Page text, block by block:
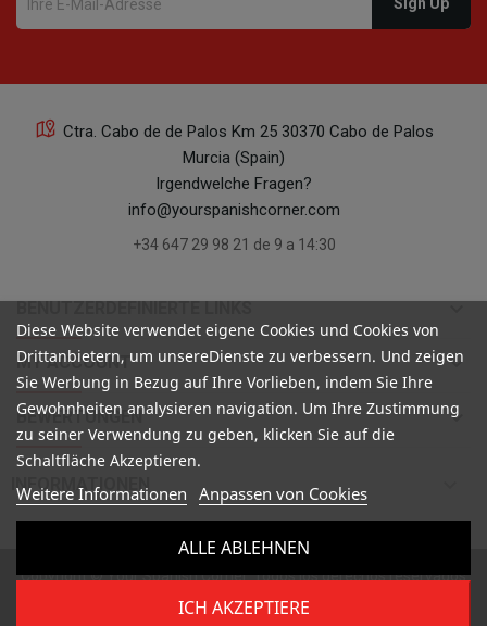
Ctra. Cabo de de Palos Km 25 30370 Cabo de Palos
Murcia (Spain)
Irgendwelche Fragen?
info@yourspanishcorner.com
+34 647 29 98 21 de 9 a 14:30
BENUTZERDEFINIERTE LINKS keyboard_arrow_down
MY ACCOUNT keyboard_arrow_down
BEWERTUNGEN keyboard_arrow_down
INFORMATIONEN
Diese Website verwendet eigene Cookies und Cookies von
Drittanbietern, um unsereDienste zu verbessern. Und zeigen
Sie Werbung in Bezug auf Ihre Vorlieben, indem Sie Ihre
Gewohnheiten analysieren navigation. Um Ihre Zustimmung
zu seiner Verwendung zu geben, klicken Sie auf die
Schaltfläche Akzeptieren.
Weitere Informationen Anpassen von Cookies
ALLE ABLEHNEN
ICH AKZEPTIERE
Copyright ©Your Spanish Corner. Todos los derechos reservados
Alle Preise verstehen sich inklusive Mehrwertsteuer